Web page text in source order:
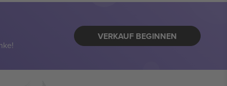
VERKAUF BEGINNEN